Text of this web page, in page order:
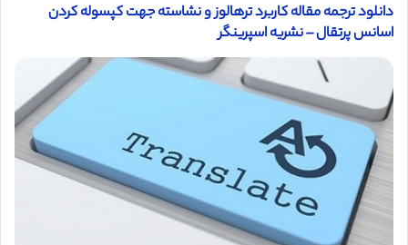
دانلود ترجمه مقاله کاربرد ترهالوز و نشاسته جهت کپسوله کردن
اسانس پرتقال – نشریه اسپرینگر